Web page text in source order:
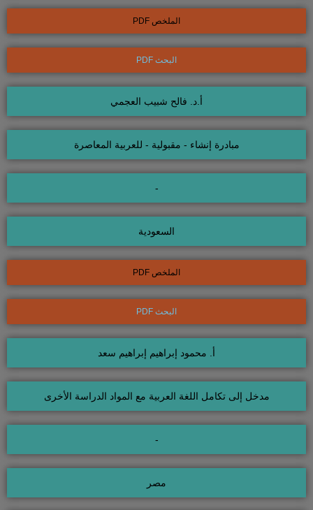
الملخص PDF
البحث PDF
أ.د. فالح شبيب العجمي
مبادرة إنشاء - مقبولية - للعربية المعاصرة
-
السعودية
الملخص PDF
البحث PDF
أ. محمود إبراهيم إبراهيم سعد
مدخل إلى تكامل اللغة العربية مع المواد الدراسة الأخرى
-
مصر